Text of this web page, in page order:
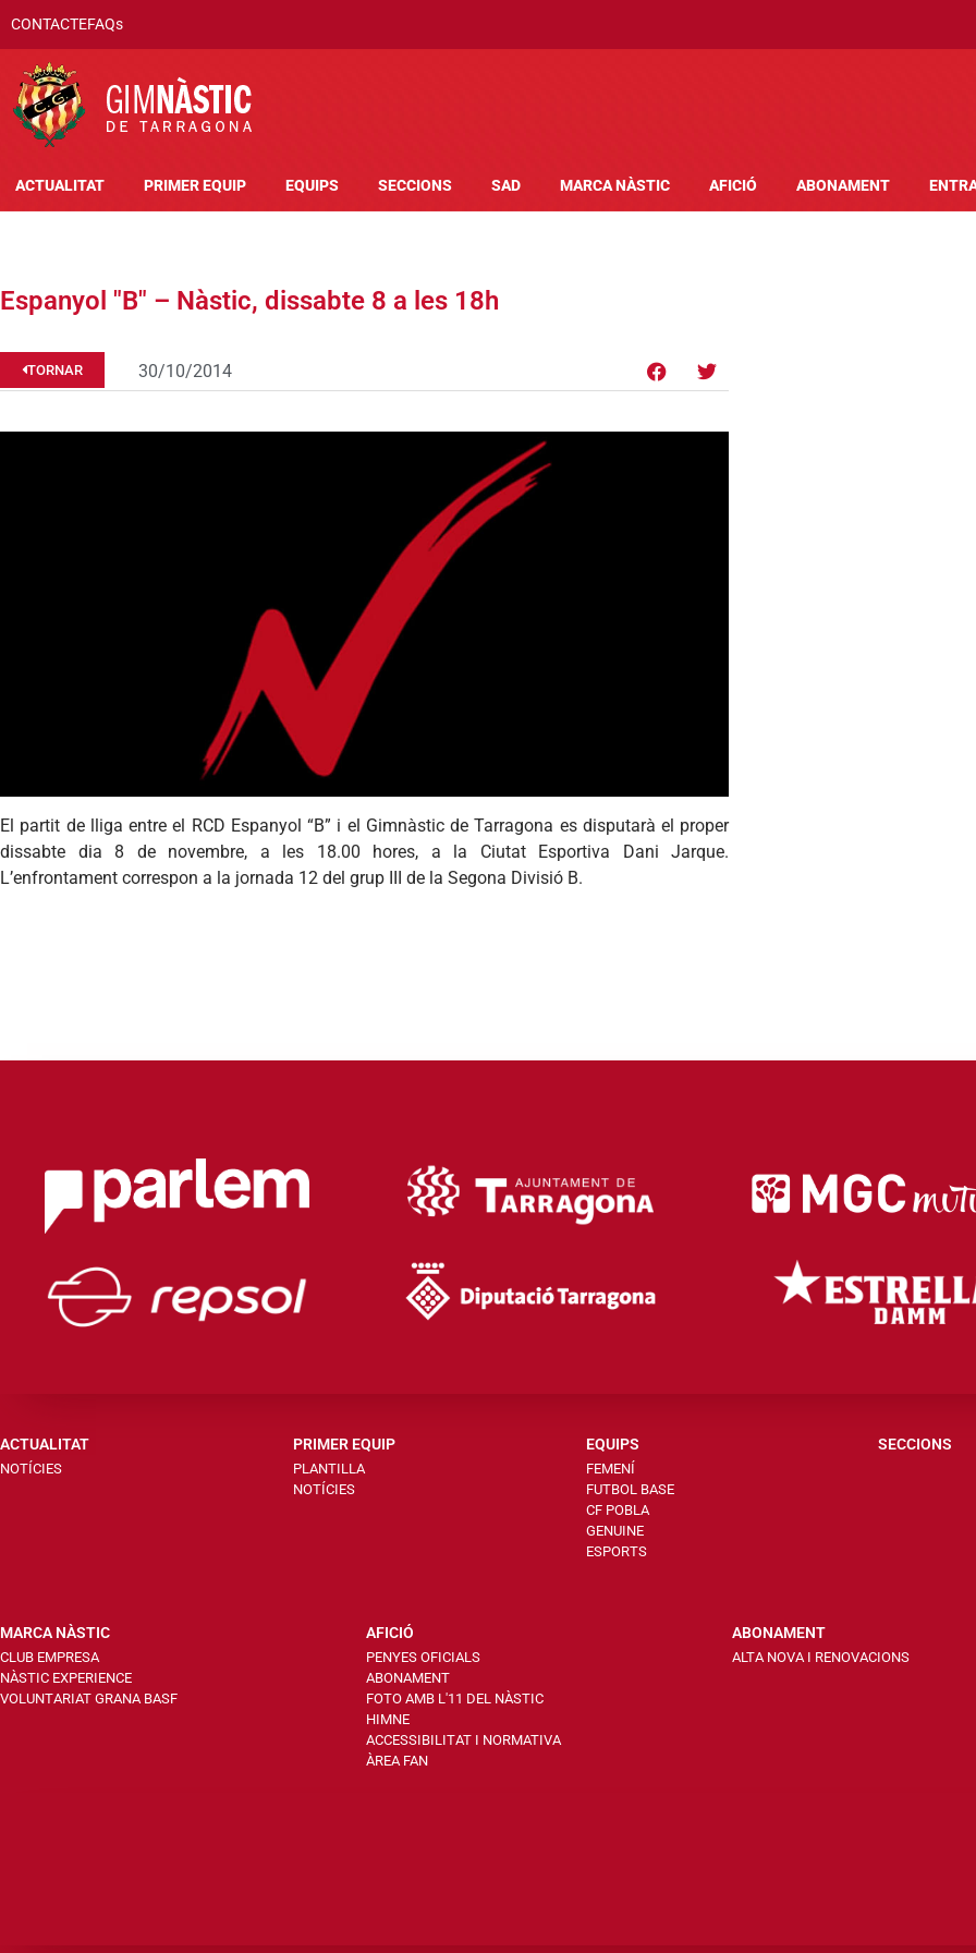
CONTACTEFAQs
ACTUALITAT PRIMER EQUIP EQUIPS SECCIONS SAD MARCA NÀSTIC AFICIÓ ABONAMENT
Espanyol "B" – Nàstic, dissabte 8 a les 18h
TORNAR 30/10/2014
El partit de lliga entre el RCD Espanyol “B” i el Gimnàstic de Tarragona es disputarà el proper
dissabte dia 8 de novembre, a les 18.00 hores, a la Ciutat Esportiva Dani Jarque.
L’enfrontament correspon a la jornada 12 del grup III de la Segona Divisió B.
ACTUALITAT
NOTÍCIES
PRIMER EQUIP
PLANTILLA
NOTÍCIES
EQUIPS
FEMENÍ
FUTBOL BASE
CF POBLA
GENUINE
ESPORTS
SECCIONS
MARCA NÀSTIC
CLUB EMPRESA
NÀSTIC EXPERIENCE
VOLUNTARIAT GRANA BASF
AFICIÓ
PENYES OFICIALS
ABONAMENT
FOTO AMB L'11 DEL NÀSTIC
HIMNE
ACCESSIBILITAT I NORMATIVA
ÀREA FAN
ABONAMENT
ALTA NOVA I RENOVACIONS